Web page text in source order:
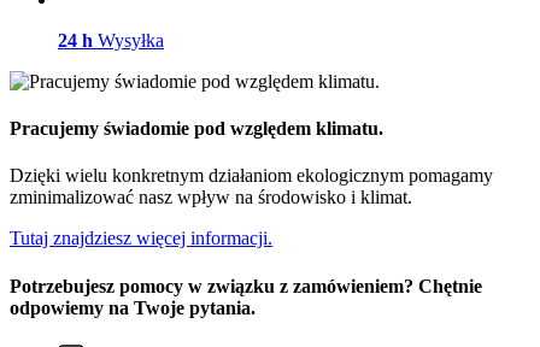
24 h Wysyłka
Pracujemy świadomie pod względem klimatu.
Dzięki wielu konkretnym działaniom ekologicznym pomagamy
zminimalizować nasz wpływ na środowisko i klimat.
Tutaj znajdziesz więcej informacji.
Potrzebujesz pomocy w związku z zamówieniem? Chętnie
odpowiemy na Twoje pytania.